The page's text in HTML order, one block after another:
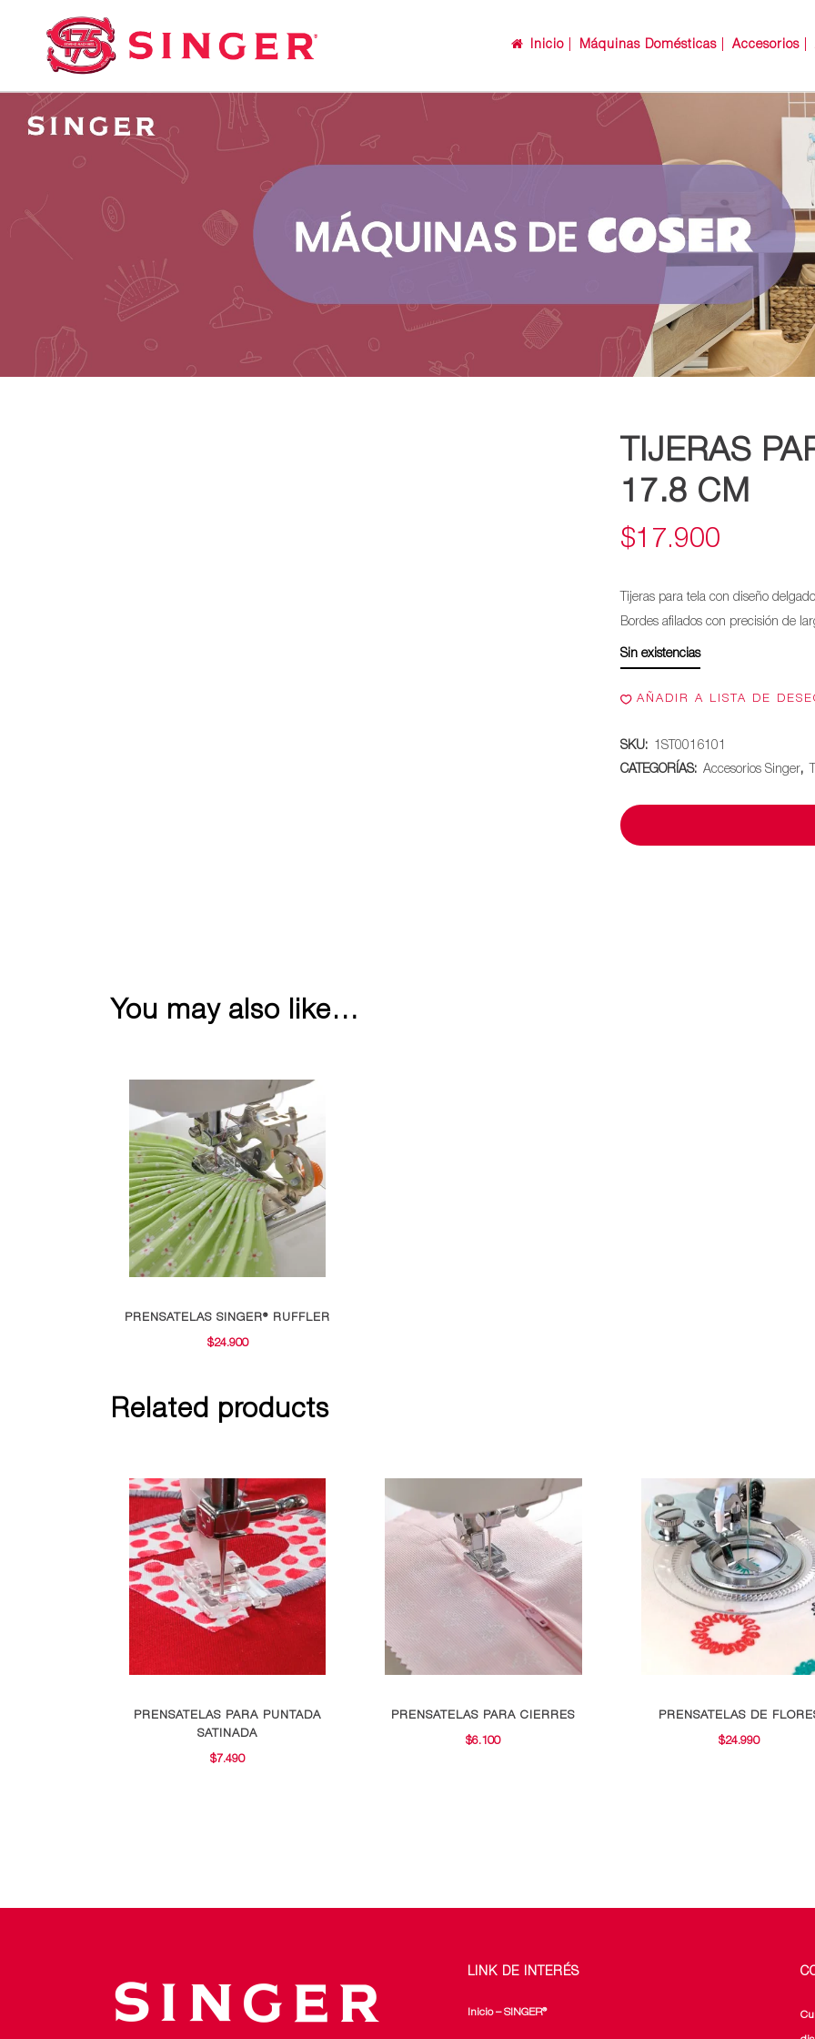
Inicio Máquinas Domésticas Accesorios
TIJERAS
17.8 CM
$17.900
Tijeras para tela con diseño
Bordes afilados con precisión de
Sin existencias
AÑADIR A LISTA DE
SKU:
1ST0016101
CATEGORÍAS: Accesorios Singer,
You may also like…
PRENSATELAS SINGER® RUFFLER
$24.900
Related products
PRENSATELAS PARA PUNTADA
SATINADA
$7.490
PRENSATELAS PARA CIERRES
$6.100
PRENSATELAS DE
$24.990
LINK DE INTERÉS
Inicio – SINGER®